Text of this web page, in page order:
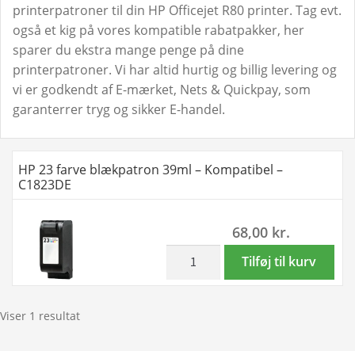
printerpatroner til din HP Officejet R80 printer. Tag evt.
også et kig på vores kompatible rabatpakker, her
sparer du ekstra mange penge på dine
printerpatroner. Vi har altid hurtig og billig levering og
vi er godkendt af E-mærket, Nets & Quickpay, som
garanterrer tryg og sikker E-handel.
HP 23 farve blækpatron 39ml – Kompatibel –
C1823DE
68,00 kr.
Tilføj til kurv
Viser 1 resultat